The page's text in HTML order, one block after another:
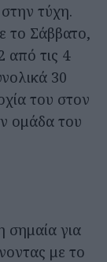
τύχη.
το Σάββατο,
από τις 4
30
του στον
ομάδα του
για
με το